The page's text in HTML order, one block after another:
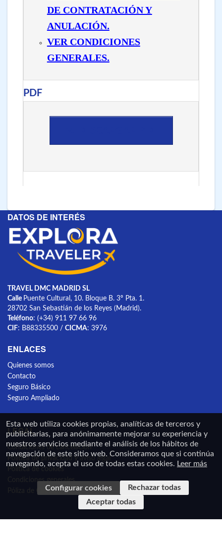
DE CONTRATACIÓN Y
ANULACIÓN.
VER CONDICIONES
GENERALES.
PDF
DATOS DE INTERÉS
TRAVEL DMC MADRID SL
Calle Puente Cultural, 10. Bloque B. 3º Pta. 1.
28702 San Sebastián de los Reyes (Madrid).
Teléfono: (+34) 911 97 66 96
CIF: B88335500 / CICMA: 3976
ENLACES
Quienes somos
Contacto
Seguro Básico
Seguro Ampliado
LEGAL
Condiciones de cancelación
Política de privacidad y aviso legal
Política de cookies
Condiciones generales
Póliza de Caución
Esta web utiliza cookies propias, analíticas de terceros y
publicitarias, para anónimamente mejorar su experiencia y
nuestros servicios mediante el análisis de los hábitos de
navegación de este sitio web. Consideramos que si continúa
navegando, acepta el uso de todas estas cookies. Leer más
Configurar cookies
Rechazar todas
Aceptar todas